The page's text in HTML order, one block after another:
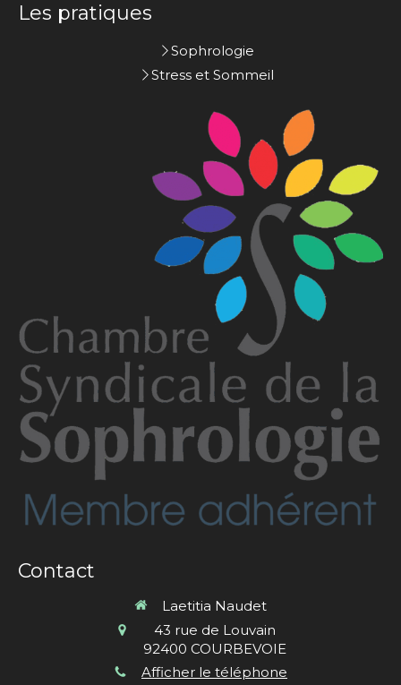
Les pratiques
Sophrologie
Stress et Sommeil
Contact
Laetitia Naudet
43 rue de Louvain
92400 COURBEVOIE
Afficher le téléphone